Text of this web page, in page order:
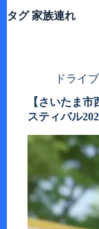
プ
タグ家族連れ
ドライ
【さいたま
スティバル